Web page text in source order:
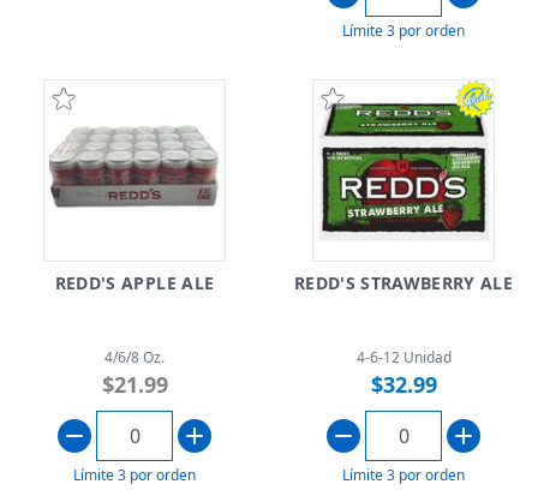
Límite 3 por orden
REDD'S APPLE ALE
4/6/8 Oz.
$21.99
Límite 3 por orden
REDD'S STRAWBERRY ALE
4-6-12 Unidad
$32.99
Límite 3 por orden